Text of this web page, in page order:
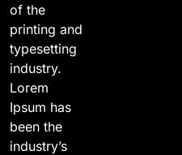
of the
printing and
typesetting
industry.
Lorem
Ipsum has
been the
industry’s